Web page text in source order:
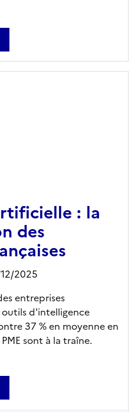
: la
des
2025
entreprises
outils d'intelligence
37 % en moyenne en
sont à la traîne.